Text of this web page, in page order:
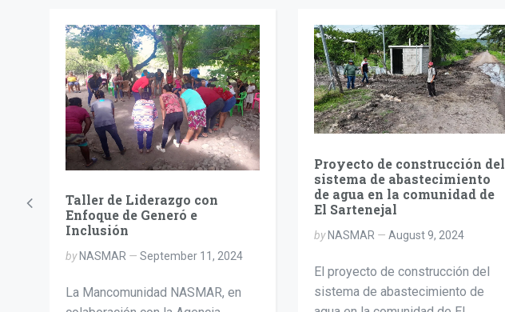
Taller de Liderazgo con
Enfoque de Generó e
Inclusión
by NASMAR September 11, 2024
La Mancomunidad NASMAR, en
Proyecto de construcción del
sistema de abastecimiento
de agua en la comunidad de
El Sartenejal
byNASMAR August 9, 2024
El proyecto de construcción del
sistema de abastecimiento de